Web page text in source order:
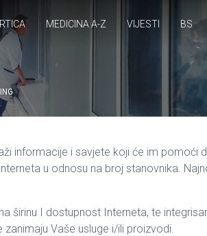
MEDICINA A-Z VIJESTI BS
informacije i savjete koji će im pomoći
u odnosu na broj stanovnika.
širinu I dostupnost Interneta, te
Vaše usluge i/ili proizvodi.